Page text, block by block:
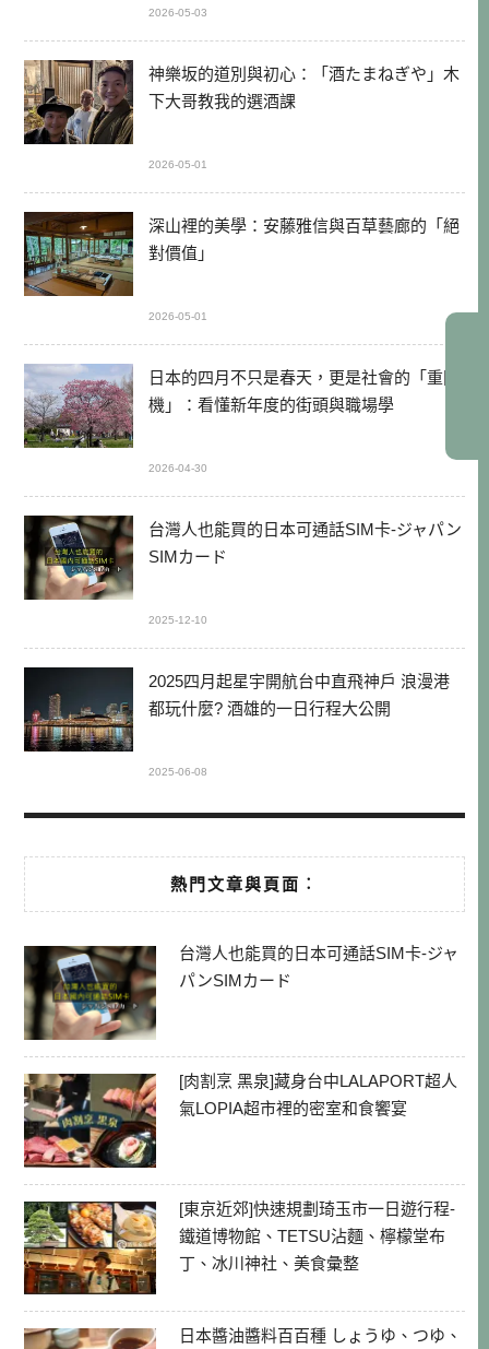
2026-05-03
神樂坂的道別與初心：「酒たまねぎや」木
下大哥教我的選酒課
2026-05-01
深山裡的美學：安藤雅信與百草藝廊的「絕
對價值」
2026-05-01
日本的四月不只是春天，更是社會的「重開
機」：看懂新年度的街頭與職場學
2026-04-30
台灣人也能買的日本可通話SIM卡-ジャパン
SIMカード
2025-12-10
2025四月起星宇開航台中直飛神戶 浪漫港
都玩什麼? 酒雄的一日行程大公開
2025-06-08
熱門文章與頁面︰
台灣人也能買的日本可通話SIM卡-ジャ
パンSIMカード
[肉割烹 黑泉]藏身台中LALAPORT超人
氣LOPIA超市裡的密室和食饗宴
[東京近郊]快速規劃琦玉市一日遊行程-
鐵道博物館、TETSU沾麵、檸檬堂布
丁、冰川神社、美食彙整
日本醬油醬料百百種 しょうゆ、つゆ、